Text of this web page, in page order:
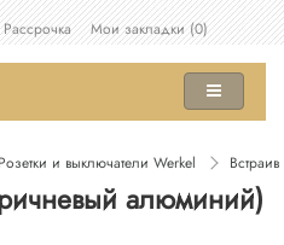
Рассрочка Мои закладки (0)
Розетки и выключатели Werkel
алюминий)